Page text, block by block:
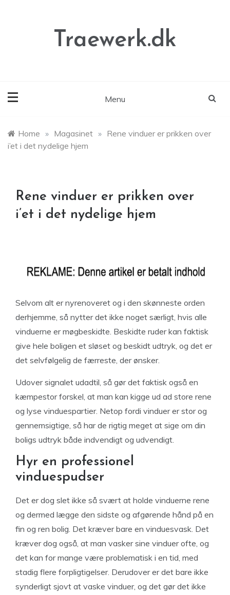
Traewerk.dk
Menu
Home » Magasinet » Rene vinduer er prikken over
i’et i det nydelige hjem
Rene vinduer er prikken over
i’et i det nydelige hjem
Selvom alt er nyrenoveret og i den skønneste orden
derhjemme, så nytter det ikke noget særligt, hvis alle
vinduerne er møgbeskidte. Beskidte ruder kan faktisk
give hele boligen et sløset og beskidt udtryk, og det er
det selvfølgelig de færreste, der ønsker.
Udover signalet udadtil, så gør det faktisk også en
kæmpestor forskel, at man kan kigge ud ad store rene
og lyse vinduespartier. Netop fordi vinduer er stor og
gennemsigtige, så har de rigtig meget at sige om din
boligs udtryk både indvendigt og udvendigt.
Hyr en professionel
vinduespudser
Det er dog slet ikke så svært at holde vinduerne rene
og dermed lægge den sidste og afgørende hånd på en
fin og ren bolig. Det kræver bare en vinduesvask. Det
kræver dog også, at man vasker sine vinduer ofte, og
det kan for mange være problematisk i en tid, med
stadig flere forpligtigelser. Derudover er det bare ikke
synderligt sjovt at vaske vinduer, og det gør det ikke